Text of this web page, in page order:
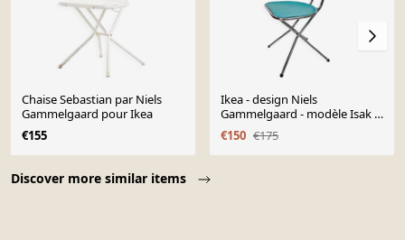
Discover more similar items
Chaise Sebastian par Niels
Gammelgaard pour Ikea
€155
Ikea - design Niels
Gammelgaard - modèle Isak -
Post Modern - Années 80
€150 €175